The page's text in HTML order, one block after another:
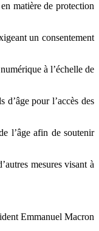
matière de protection
un consentement
à l’échelle de
pour l’accès des
l’âge afin de soutenir
mesures visant à
Emmanuel Macron